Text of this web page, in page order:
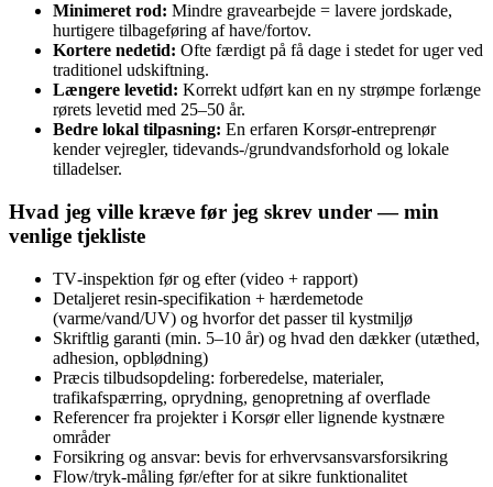
Minimeret rod: Mindre gravearbejde = lavere jordskade,
hurtigere tilbageføring af have/fortov.
Kortere nedetid: Ofte færdigt på få dage i stedet for uger ved
traditionel udskiftning.
Længere levetid: Korrekt udført kan en ny strømpe forlænge
rørets levetid med 25–50 år.
Bedre lokal tilpasning: En erfaren Korsør‑entreprenør
kender vejregler, tidevands‑/grundvandsforhold og lokale
tilladelser.
Hvad jeg ville kræve før jeg skrev under — min
venlige tjekliste
TV‑inspektion før og efter (video + rapport)
Detaljeret resin‑specifikation + hærdemetode
(varme/vand/UV) og hvorfor det passer til kystmiljø
Skriftlig garanti (min. 5–10 år) og hvad den dækker (utæthed,
adhesion, opblødning)
Præcis tilbudsopdeling: forberedelse, materialer,
trafikafspærring, oprydning, genopretning af overflade
Referencer fra projekter i Korsør eller lignende kystnære
områder
Forsikring og ansvar: bevis for erhvervsansvarsforsikring
Flow/tryk‑måling før/efter for at sikre funktionalitet